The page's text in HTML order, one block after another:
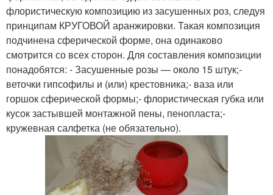
флористическую композицию из засушенных роз, следуя
принципам КРУГОВОЙ аранжировки. Такая композиция
подчинена сферической форме, она одинаково
смотрится со всех сторон. Для составления композиции
понадобятся: - Засушенные розы — около 15 штук;-
веточки гипсофилы и (или) крестовника;- ваза или
горшок сферической формы;- флористическая губка или
кусок застывшей монтажной пены, пенопласта;-
кружевная салфетка (не обязательно).